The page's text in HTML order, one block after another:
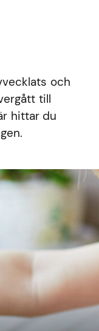
och
till
hittar du